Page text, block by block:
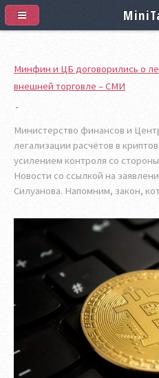
Минфин и ЦБ договорились о
внешней торговле – СМИ
Министерство финансов и
легализации расчётов в
усилением контроля со
Новости со ссылкой на
Силуанова. Напомним, закон,